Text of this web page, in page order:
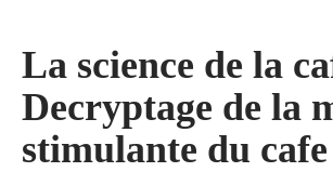
La science de la
Decryptage de la
stimulante du cafe